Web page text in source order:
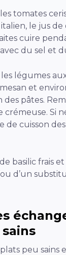
tomates
italien, le jus
cuire
du sel et
légumes
et
des pâtes.
Si
cuisson des
basilic frais
d’un
peu sains